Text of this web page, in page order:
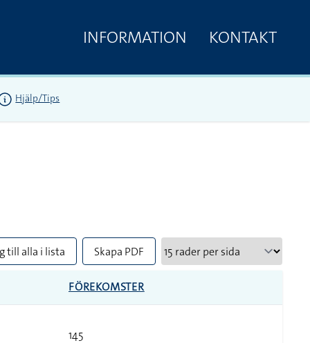
INFORMATION KONTAKT
Hjälp/Tips
till alla i lista Skapa PDF
FÖREKOMSTER
145